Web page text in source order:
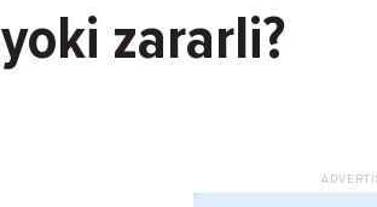
zararli?